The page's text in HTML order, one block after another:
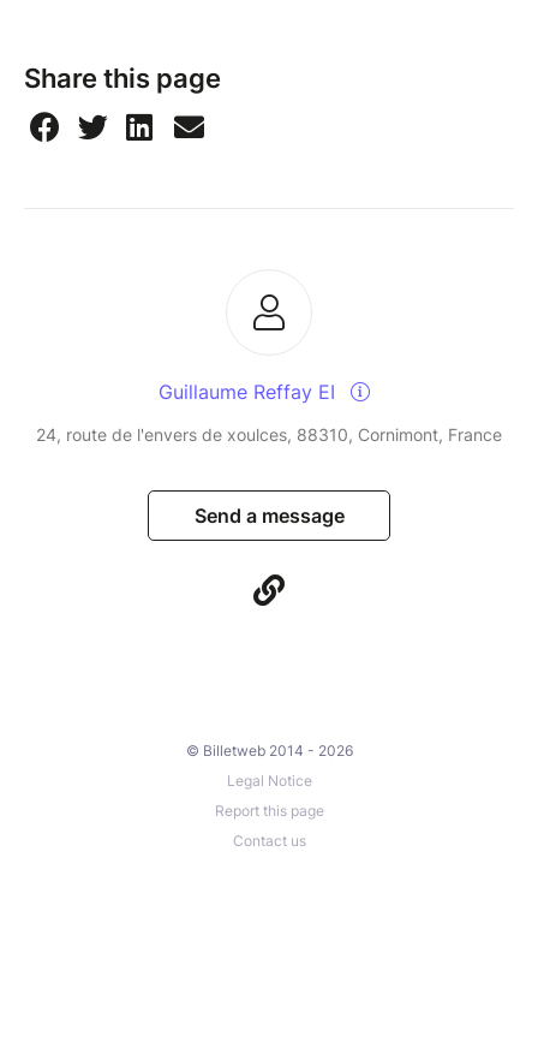
Share this page
Guillaume Reffay EI
24, route de l'envers de xoulces, 88310, Cornimont, France
Send a message
© Billetweb 2014 - 2026
Legal Notice
Report this page
Contact us